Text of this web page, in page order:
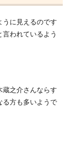
うに見えるのです
われているよう
蔵之介さんならす
る方も多いようで